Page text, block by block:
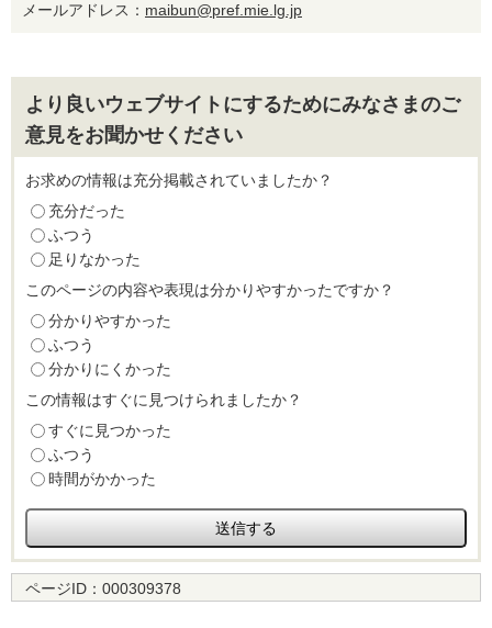
メールアドレス： maibun@pref.mie.lg.jp
より良いウェブサイトにするためにみなさまのご
意見をお聞かせください
お求めの情報は充分掲載されていましたか？
充分だった
ふつう
足りなかった
このページの内容や表現は分かりやすかったですか？
分かりやすかった
ふつう
分かりにくかった
この情報はすぐに見つけられましたか？
すぐに見つかった
ふつう
時間がかかった
ページID： 000309378